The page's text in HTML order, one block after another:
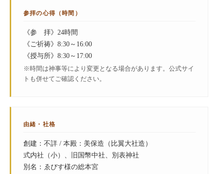
参拝の心得（時間）
《参 拝》24時間
《ご祈祷》8:30～16:00
《授与所》8:30～17:00
※時間は神事等により変更となる場合があります。公式サイ
トも併せてご確認ください。
由緒・社格
創建：不詳 / 本殿：美保造（比翼大社造）
式内社（小）、旧国幣中社、別表神社
別名：ゑびす様の総本宮